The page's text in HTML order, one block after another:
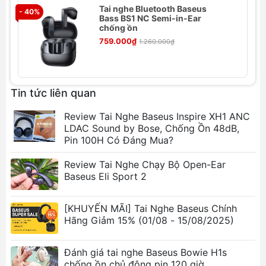
Thông số kỹ thuật Tai Nghe Không Dây
TWS Baseus AirNora 3 ANC
Tên sản phẩm: Tai nghe không dây Baseus
AirNora 3 ANC
Mã sản phẩm : Baseus AirNora 3
Chất liệu : ABS + PC
Phiên bản Bluetooth: 5.4
Khoảng cách giao tiếp
Thiết kế âm thanh: Driver động 10mm
Thời gian phát nhạc: Khoảng 6 giờ (ở âm
lượng 50%)
Thời gian phát nhạc với hộp sạc
giờ (ở âm lượng 50%)
- 40%
Tai nghe Bluetooth Baseus
Bass BS1 NC Semi-in-Ear
chống ồn
759.000₫ 1.260.000₫
Tin tức liên quan
Review Tai Nghe Baseus Inspire XH1 ANC
LDAC Sound by Bose, Chống Ồn 48dB,
Pin 100H Có Đáng Mua?
Review Tai Nghe Chạy Bộ Open-Ear
Baseus Eli Sport 2
[KHUYẾN MÃI] Tai Nghe Baseus Chính
Hãng Giảm 15% (01/08 - 15/08/2025)
Đánh giá tai nghe Baseus Bowie H1s